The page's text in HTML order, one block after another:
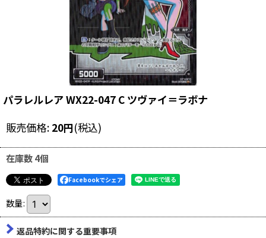
パラレルレア WX22-047 C ツヴァイ＝ラボナ
販売価格: 20円(税込)
在庫数 4個
Facebookでシェア
数量:
返品特約に関する重要事項